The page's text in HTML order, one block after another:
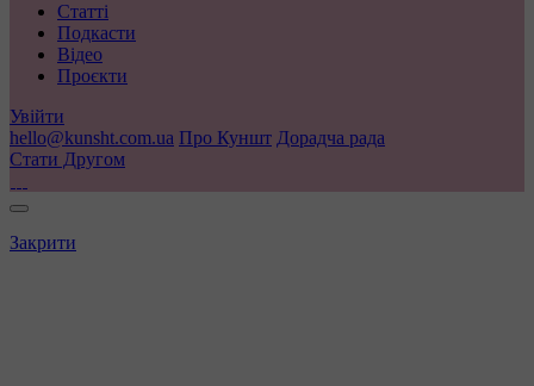
Статті
Подкасти
Відео
Проєкти
Увійти
hello@kunsht.com.ua Про Куншт Дорадча рада
Стати Другом
Закрити